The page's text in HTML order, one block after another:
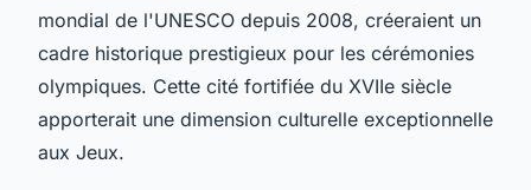
mondial de l'UNESCO depuis 2008, créeraient un
cadre historique prestigieux pour les cérémonies
olympiques. Cette cité fortifiée du XVIIe siècle
apporterait une dimension culturelle exceptionnelle
aux Jeux.